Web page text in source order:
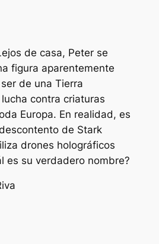
de casa, Peter se
figura aparentemente
de una Tierra
contra criaturas
Europa. En realidad, es
de Stark
drones holográficos
es su verdadero nombre?